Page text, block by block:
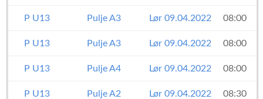
P U13 Pulje A3 Lør 09.04.2022 08:00
P U13 Pulje A3 Lør 09.04.2022 08:00
P U13 Pulje A4 Lør 09.04.2022 08:00
P U13 Pulje A2 Lør 09.04.2022 08:30